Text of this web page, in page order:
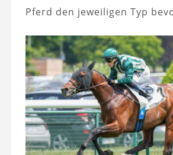
Pferd den jeweiligen Typ